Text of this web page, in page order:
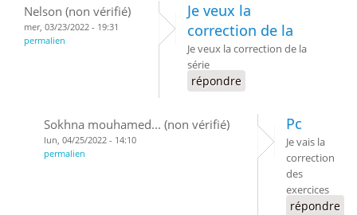
Nelson (non vérifié)
mer, 03/23/2022 - 19:31
permalien
Je veux la
correction de la
Je veux la correction de la
série
répondre
Sokhna mouhamed... (non vérifié)
lun, 04/25/2022 - 14:10
permalien
Pc
Je vais la
correction
des
exercices
répondre